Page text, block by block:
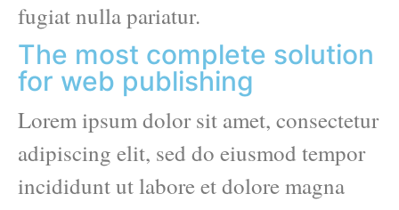
fugiat nulla pariatur.
The most complete solution
for web publishing
Lorem ipsum dolor sit amet, consectetur
adipiscing elit, sed do eiusmod tempor
incididunt ut labore et dolore magna